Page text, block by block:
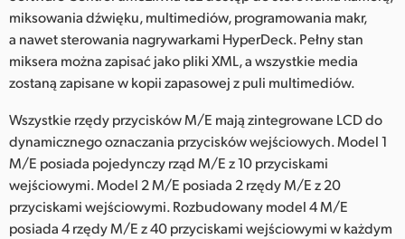
miksowania dźwięku, multimediów, programowania makr,
a nawet sterowania nagrywarkami HyperDeck. Pełny stan
miksera można zapisać jako pliki XML, a wszystkie media
zostaną zapisane w kopii zapasowej z puli multimediów.
Wszystkie rzędy przycisków M/E mają zintegrowane LCD do
dynamicznego oznaczania przycisków wejściowych. Model 1
M/E posiada pojedynczy rząd M/E z 10 przyciskami
wejściowymi. Model 2 M/E posiada 2 rzędy M/E z 20
przyciskami wejściowymi. Rozbudowany model 4 M/E
posiada 4 rzędy M/E z 40 przyciskami wejściowymi w każdym